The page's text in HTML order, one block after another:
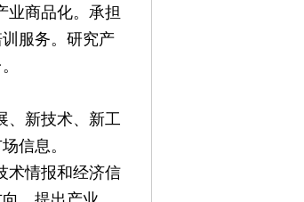
业商品化。承担
服务。研究产
、新技术、新工
信息。
术情报和经济信